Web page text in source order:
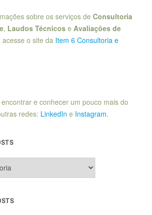
sobre os serviços de Consultoria
, Laudos Técnicos e Avaliações de
acesse o site da Item 6 Consultoria e
e conhecer um pouco mais do
redes: LinkedIn e Instagram.